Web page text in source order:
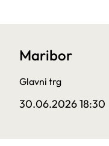
Maribor
Glavni trg
30.06.2026 18:30